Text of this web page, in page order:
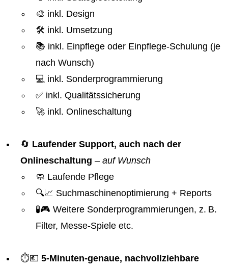
🎨 inkl. Design
🛠️ inkl. Umsetzung
📚 inkl. Einpflege oder Einpflege-Schulung (je
nach Wunsch)
💻 inkl. Sonderprogrammierung
✅ inkl. Qualitätssicherung
🚀 inkl. Onlineschaltung
🔄 Laufender Support, auch nach der
Onlineschaltung – auf Wunsch
🧼 Laufende Pflege
🔍📈 Suchmaschinenoptimierung + Reports
🧪🎮 Weitere Sonderprogrammierungen, z. B.
Filter, Messe-Spiele etc.
⏱️💶 5-Minuten-genaue, nachvollziehbare